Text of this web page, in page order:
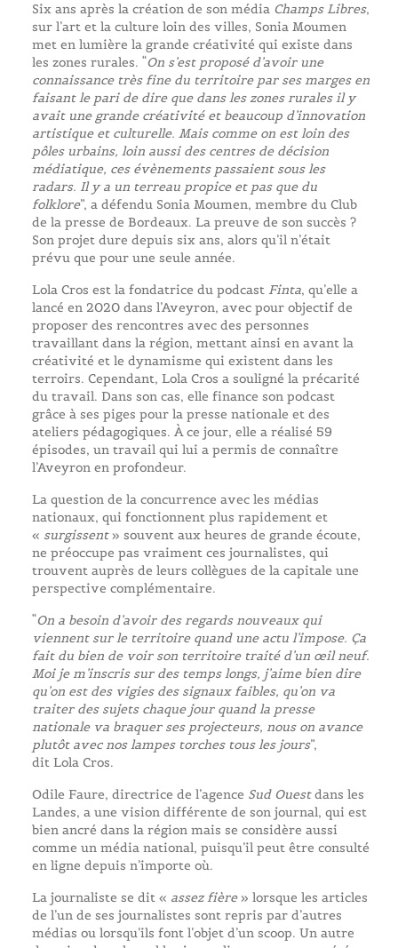
Six ans après la création de son média Champs Libres,
sur l’art et la culture loin des villes, Sonia Moumen
met en lumière la grande créativité qui existe dans
les zones rurales. “On s’est proposé d’avoir une
connaissance très fine du territoire par ses marges en
faisant le pari de dire que dans les zones rurales il y
avait une grande créativité et beaucoup d’innovation
artistique et culturelle. Mais comme on est loin des
pôles urbains, loin aussi des centres de décision
médiatique, ces évènements passaient sous les
radars. Il y a un terreau propice et pas que du
folklore”, a défendu Sonia Moumen, membre du Club
de la presse de Bordeaux. La preuve de son succès ?
Son projet dure depuis six ans, alors qu’il n’était
prévu que pour une seule année.
Lola Cros est la fondatrice du podcast Finta, qu’elle a
lancé en 2020 dans l’Aveyron, avec pour objectif de
proposer des rencontres avec des personnes
travaillant dans la région, mettant ainsi en avant la
créativité et le dynamisme qui existent dans les
terroirs. Cependant, Lola Cros a souligné la précarité
du travail. Dans son cas, elle finance son podcast
grâce à ses piges pour la presse nationale et des
ateliers pédagogiques. À ce jour, elle a réalisé 59
épisodes, un travail qui lui a permis de connaître
l’Aveyron en profondeur.
La question de la concurrence avec les médias
nationaux, qui fonctionnent plus rapidement et
« surgissent» souvent aux heures de grande écoute,
ne préoccupe pas vraiment ces journalistes, qui
trouvent auprès de leurs collègues de la capitale une
perspective complémentaire.
“On a besoin d’avoir des regards nouveaux qui
viennent sur le territoire quand une actu l’impose. Ça
fait du bien de voir son territoire traité d’un œil neuf.
Moi je m’inscris sur des temps longs, j’aime bien dire
qu’on est des vigies des signaux faibles, qu’on va
traiter des sujets chaque jour quand la presse
nationale va braquer ses projecteurs, nous on avance
plutôt avec nos lampes torches tous les jours”,
dit Lola Cros.
Odile Faure, directrice de l’agence Sud Ouestdans les
Landes, a une vision différente de son journal, qui est
bien ancré dans la région mais se considère aussi
comme un média national, puisqu’il peut être consulté
en ligne depuis n’importe où.
La journaliste se dit « assez fière» lorsque les articles
de l’un de ses journalistes sont repris par d’autres
médias ou lorsqu’ils font l’objet d’un scoop. Un autre